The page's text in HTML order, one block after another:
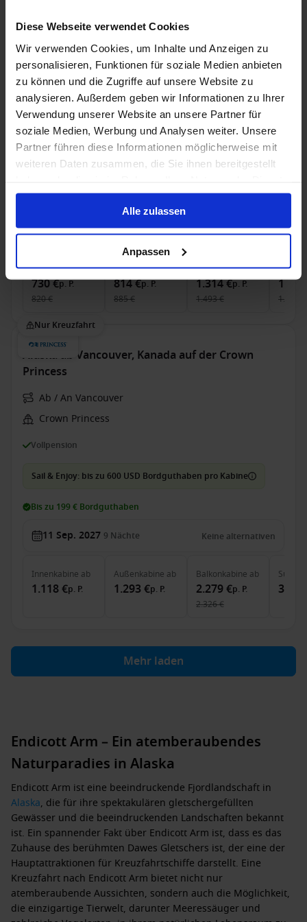
Diese Webseite verwendet Cookies
Wir verwenden Cookies, um Inhalte und Anzeigen zu
personalisieren, Funktionen für soziale Medien anbieten
zu können und die Zugriffe auf unsere Website zu
analysieren. Außerdem geben wir Informationen zu Ihrer
Verwendung unserer Website an unsere Partner für
soziale Medien, Werbung und Analysen weiter. Unsere
Partner führen diese Informationen möglicherweise mit
weiteren Daten zusammen, die Sie ihnen bereitgestellt
gesammelt haben.
Alle zulassen
Anpassen
Nur Kreuzfahrt
Alaska ab Vancouver, Kanada auf der Crown
Princess
Ab / An Vancouver
Crown Princess
Sail & Enjoy: bis zu 600 USD Bordguthaben pro Kabine
1 Mai 2027 7Nächte Keine alternativen
Innenkabineab
730 €p. P.
820 €
Außenkabineab
814 €p. P.
885 €
Balkonkabineab
1.314 €p. P.
1.493 €
Suite
1.800 €
Nur Kreuzfahrt
Alaska ab Vancouver, Kanada auf der Crown
Princess
Ab / An Vancouver
Crown Princess
Vollpension
Sail & Enjoy: bis zu 600 USD Bordguthaben pro Kabine
Bis zu 199 € Bordguthaben
11 Sep. 2027 9 Nächte Keine alternativen
Innenkabine ab
1.118 €p. P.
Außenkabine ab
1.293 €p. P.
Balkonkabine ab
2.279 €p. P.
2.326 €
Suite
Mehr laden
Endicott Arm – Ein atemberaubendes
Naturparadies in Alaska
Endicott Arm ist eine beeindruckende Fjordlandschaft in
Alaska, die für ihre spektakulären gletschergefüllten
Gewässer und die beeindruckenden Landschaften bekannt
ist. Ein spannender Fakt über Endicott Arm ist, dass es das
Zuhause des berühmten Dawes Gletschers ist, der eine der
Hauptattraktionen für Kreuzfahrtschiffe darstellt. Eine
Kreuzfahrt nach Endicott Arm bietet nicht nur
atemberaubende Aussichten, sondern auch die Möglichkeit,
die einzigartige Tierwelt, darunter Meeressäuger und